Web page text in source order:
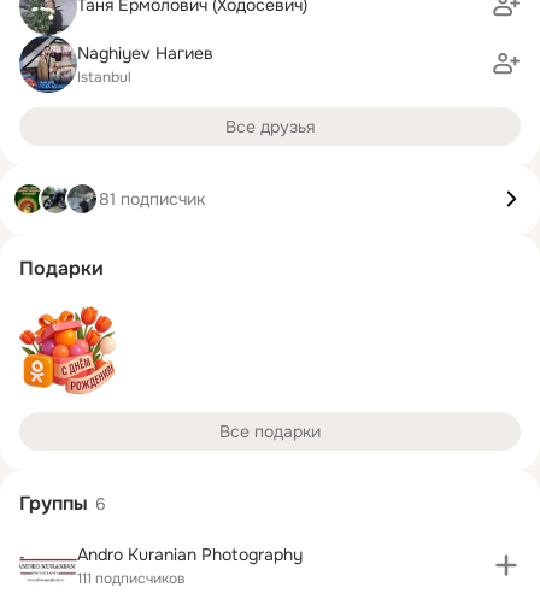
Naghiyev Нагиев
Istanbul
Все друзья
81 подписчик
Подарки
Все подарки
Группы 6
Andro Kuranian Photography
111 подписчиков